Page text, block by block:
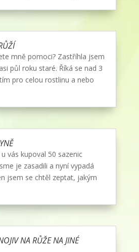
mně pomoci? Zastříhla jsem
půl roku staré. Říká se nad 3
pro celou rostlinu a nebo
vás kupoval 50 sazenic
je zasadili a nyní vypadá
jsem se chtěl zeptat, jakým
NA RŮŽE NA JINÉ